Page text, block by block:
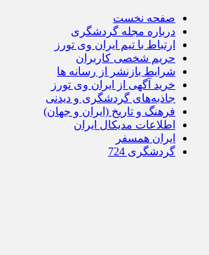
صفحه نخست
درباره مجله گردشگری
ارتباط با تیم ایران وی تورز
حریم شخصی کاربران
شرایط بازنشر از رسانه ها
خرید آگهی از ایران وی تورز
جاذبه‌های گردشگری و دیدنی
فرهنگ و تاریخ (ایران و جهان)
اطلاعات مدیکال ایران
ایران همسفر
گردشگری 724